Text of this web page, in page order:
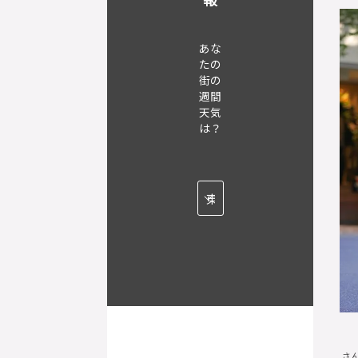
あな
たの
街の
週間
天気
は？